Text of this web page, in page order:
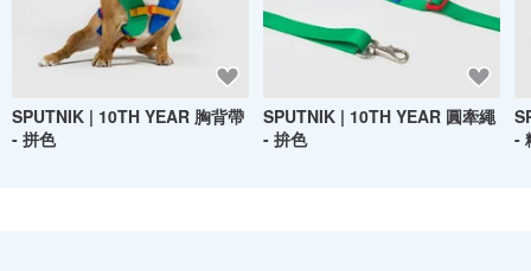
SPUTNIK | 10TH YEAR 胸背帶
- 拼色
SPUTNIK | 10TH YEAR 圓牽繩
- 拚色
-